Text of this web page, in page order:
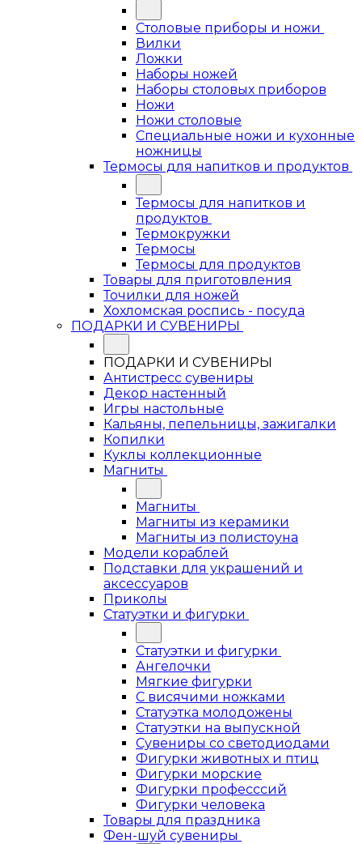
Столовые приборы и ножи
Вилки
Ложки
Наборы ножей
Наборы столовых приборов
Ножи
Ножи столовые
Специальные ножи и кухонные
ножницы
Термосы для напитков и продуктов
Термосы для напитков и
продуктов
Термокружки
Термосы
Термосы для продуктов
Товары для приготовления
Точилки для ножей
Хохломская роспись - посуда
ПОДАРКИ И СУВЕНИРЫ
ПОДАРКИ И СУВЕНИРЫ
Антистресс сувениры
Декор настенный
Игры настольные
Кальяны, пепельницы, зажигалки
Копилки
Куклы коллекционные
Магниты
Магниты
Магниты из керамики
Магниты из полистоуна
Модели кораблей
Подставки для украшений и
аксессуаров
Приколы
Статуэтки и фигурки
Статуэтки и фигурки
Ангелочки
Мягкие фигурки
С висячими ножками
Статуэтка молодожены
Статуэтки на выпускной
Сувениры со светодиодами
Фигурки животных и птиц
Фигурки морские
Фигурки професссий
Фигурки человека
Товары для праздника
Фен-шуй сувениры